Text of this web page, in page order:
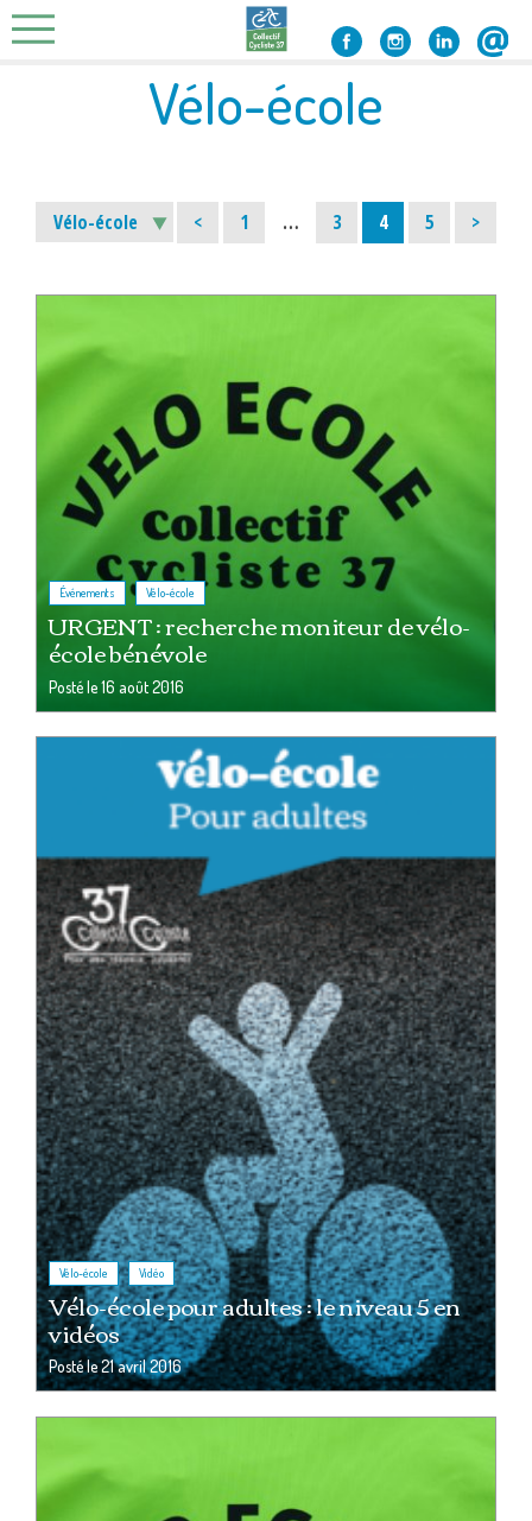
Skip
to
Vélo-école
< Page
1 … Page
3 Page
4 Page
5 >
Événements , Vélo-école
URGENT : recherche moniteur de vélo-
école bénévole
Posté le16 août 2016
Vélo-école , Vidéo
Vélo-école pour adultes : le niveau 5 en
vidéos
Posté le21 avril 2016